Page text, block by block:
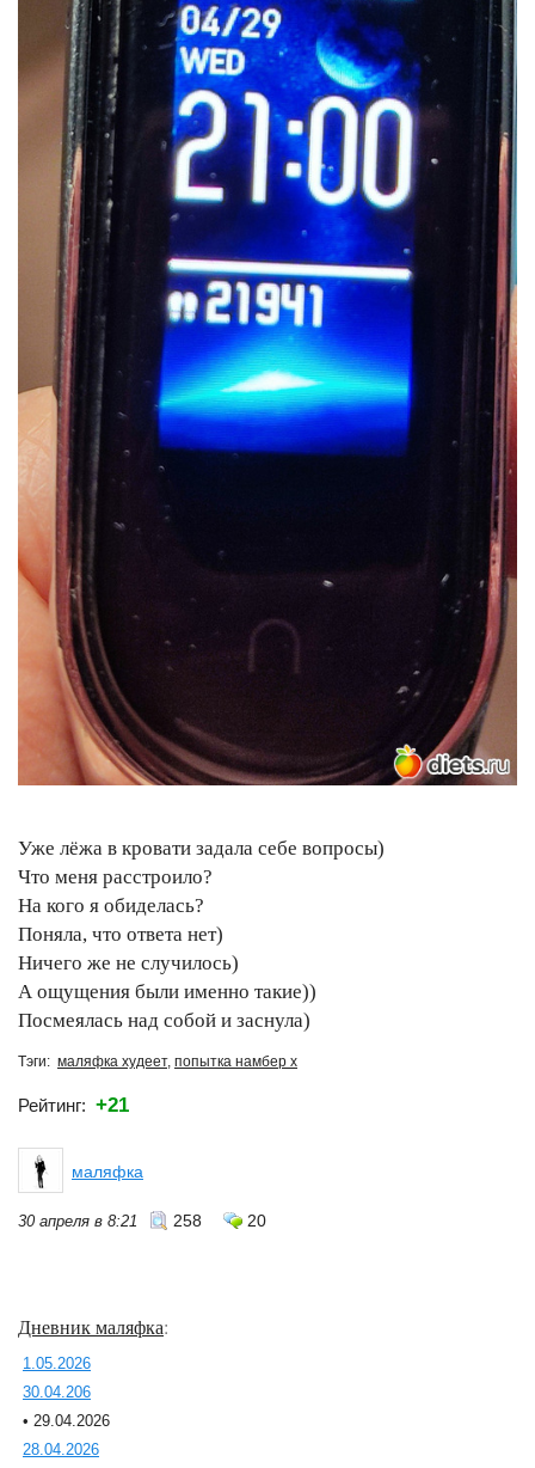
Уже лёжа в кровати задала себе вопросы)
Что меня расстроило?
На кого я обиделась?
Поняла, что ответа нет)
Ничего же не случилось)
А ощущения были именно такие))
Посмеялась над собой и заснула)
Тэги: маляфка худеет, попытка намбер х
Рейтинг: +21
маляфка
30 апреля в 8:21 258 20
Дневник маляфка:
1.05.2026
30.04.206
• 29.04.2026
28.04.2026